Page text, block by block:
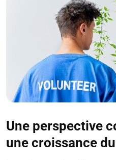
Une perspective
une croissance